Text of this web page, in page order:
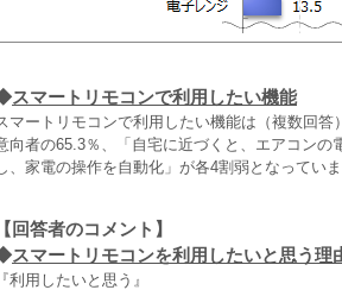
スマートリモコンで利用したい機能
マートリモコンで利用したい機能は（複数回
向者の65.3％、「自宅に近づくと、エアコン
、家電の操作を自動化」が各4割弱となってい
【回答者のコメント】
スマートリモコンを利用したいと思う
『利用したいと思う』